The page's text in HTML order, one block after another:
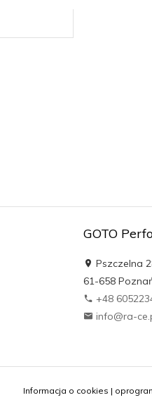
GOTO
Pszczelna
61-658
+48
info@ra-
Informacja o cookies |